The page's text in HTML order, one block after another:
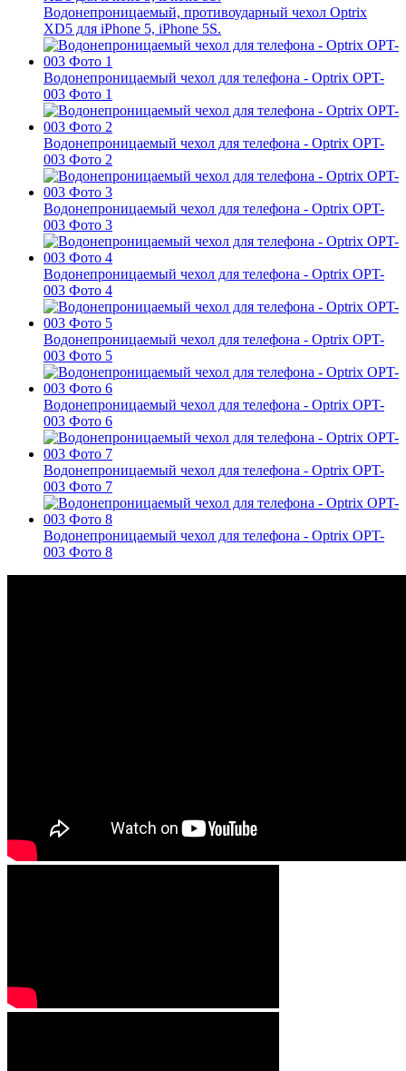
Водонепроницаемый, противоударный чехол Optrix
XD5 для iPhone 5, iPhone 5S.
Водонепроницаемый чехол для телефона - Optrix OPT-
003 Фото 1
Водонепроницаемый чехол для телефона - Optrix OPT-
003 Фото 2
Водонепроницаемый чехол для телефона - Optrix OPT-
003 Фото 3
Водонепроницаемый чехол для телефона - Optrix OPT-
003 Фото 4
Водонепроницаемый чехол для телефона - Optrix OPT-
003 Фото 5
Водонепроницаемый чехол для телефона - Optrix OPT-
003 Фото 6
Водонепроницаемый чехол для телефона - Optrix OPT-
003 Фото 7
Водонепроницаемый чехол для телефона - Optrix OPT-
003 Фото 8